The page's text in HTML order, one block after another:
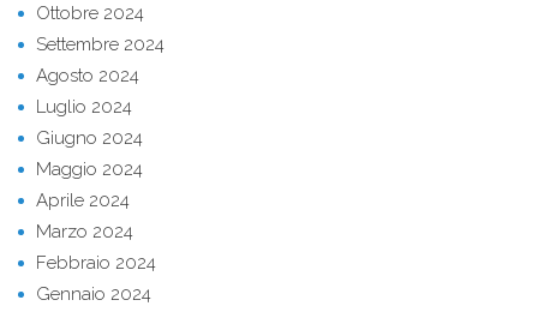
Ottobre 2024
Settembre 2024
Agosto 2024
Luglio 2024
Giugno 2024
Maggio 2024
Aprile 2024
Marzo 2024
Febbraio 2024
Gennaio 2024